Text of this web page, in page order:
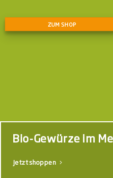
ZUM SHOP
Bio-Gewürze im
Jetzt shoppen